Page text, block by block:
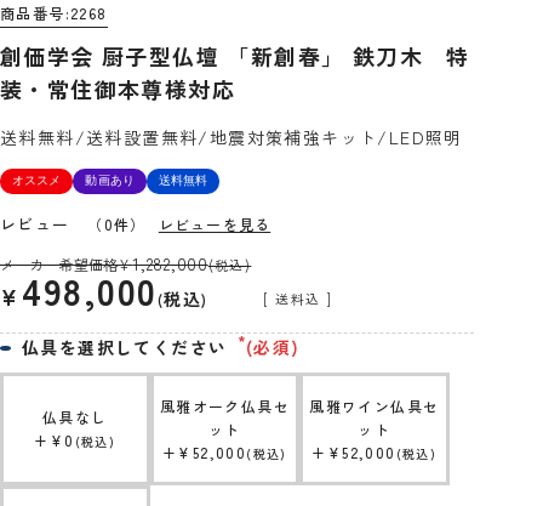
商品番号 2268
創価学会 厨子型仏壇 「新創春」 鉄刀木 特
装・常住御本尊様対応
送料無料/送料設置無料/地震対策補強キット/LED照明
オススメ 動画あり 送料無料
レビュー （0件）
レビューを見る
メーカー希望価格¥1,282,000(税込)
¥ 498,000 税込 送料込
仏具を選択してください (必須)
仏具なし
+ ¥0 税込
風雅オーク仏具セ
ット
+ ¥ 52,000 税込
風雅ワイン仏具セ
ット
+ ¥52,000 税込